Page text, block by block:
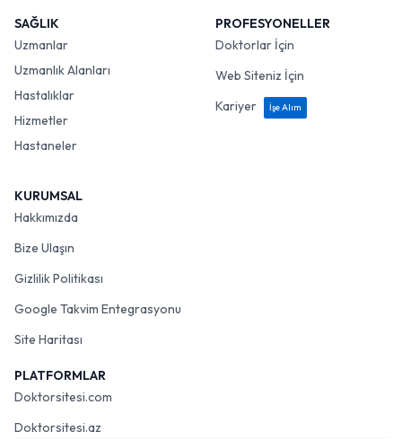
SAĞLIK
Uzmanlar
Uzmanlık Alanları
Hastalıklar
Hizmetler
Hastaneler
PROFESYONELLER
Doktorlar İçin
Web Siteniz İçin
Kariyer
İşe Alım
KURUMSAL
Hakkımızda
Bize Ulaşın
Gizlilik Politikası
Google Takvim Entegrasyonu
Site Haritası
PLATFORMLAR
Doktorsitesi.com
Doktorsitesi.az